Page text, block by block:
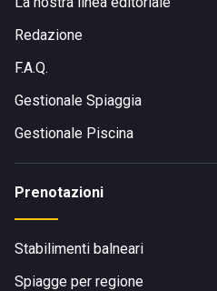
Redazione
F.A.Q.
Gestionale Spiaggia
Gestionale Piscina
Prenotazioni
Stabilimenti balneari
Spiagge per regione